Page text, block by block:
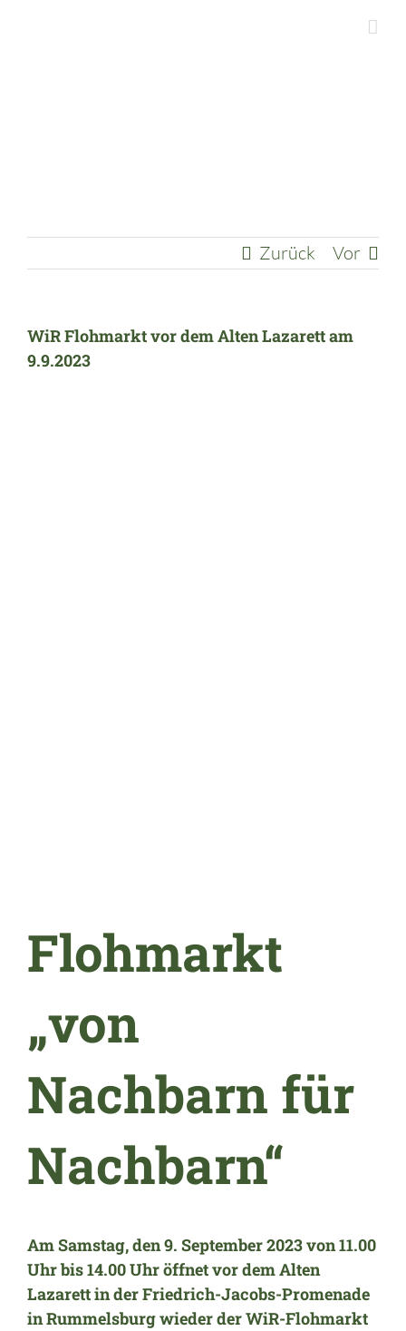
Zurück Vor
WiR Flohmarkt vor dem Alten Lazarett am
9.9.2023
Flohmarkt
„von
Nachbarn für
Nachbarn“
AmSamstag, den 9. September 2023von 11.00
Uhr bis 14.00Uhr öffnet vor demAlten
Lazarettin der Friedrich-Jacobs-Promenade
in Rummelsburgwieder derWiR-Flohmarkt